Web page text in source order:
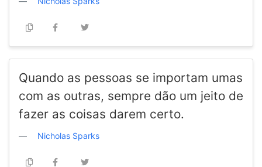
Quando as pessoas se importam umas
com as outras, sempre dão um jeito de
fazer as coisas darem certo.
Nicholas Sparks